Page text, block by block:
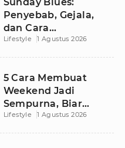
Penyebab, Gejala,
dan Cara
Mengatasinya agar
Lifestyle 1 Agustus 2026
5 Cara Membuat
Weekend Jadi
Sempurna, Biar
Pikiran Fresh dan
Lifestyle 1 Agustus 2026